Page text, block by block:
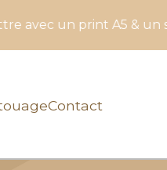
A5 & un sticker avec
Contact